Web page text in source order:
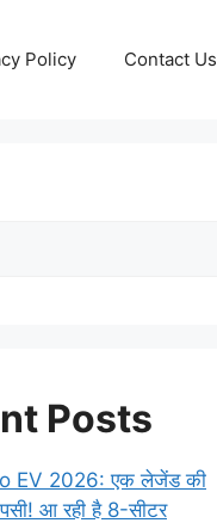
Policy Contact Us
Posts
EV 2026: एक लेजेंड की
आ रही है 8-सीटर